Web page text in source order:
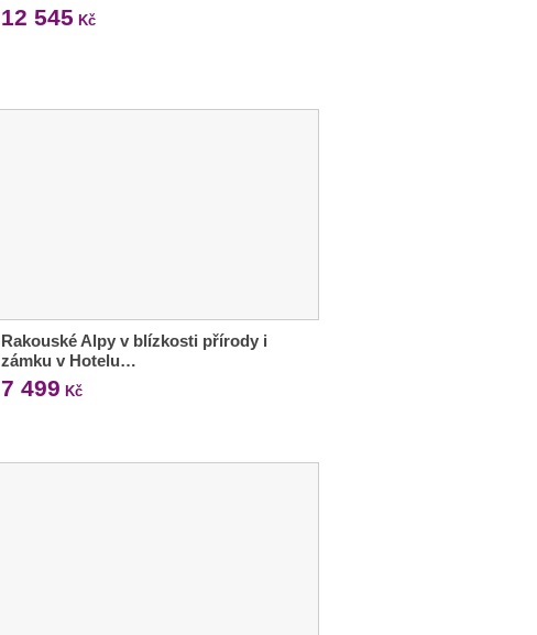
12 545 Kč
Rakouské Alpy v blízkosti přírody i
zámku v Hotelu…
7 499 Kč